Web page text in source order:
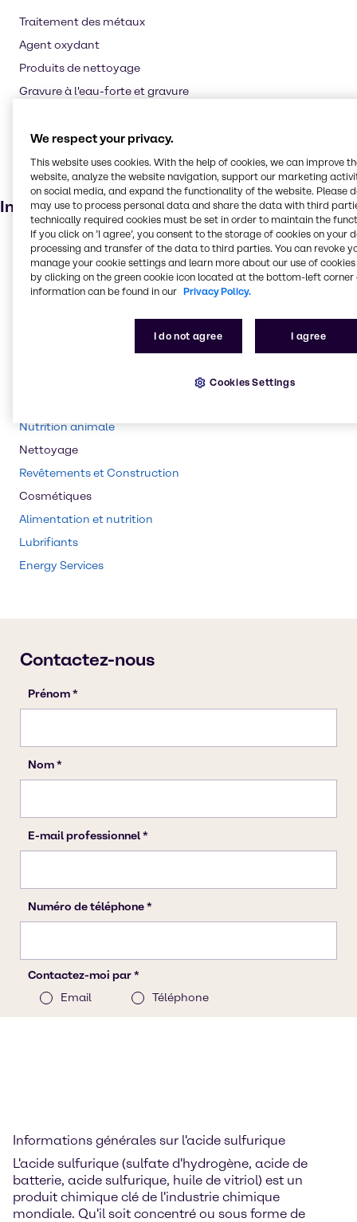
Traitement des métaux
Agent oxydant
Produits de nettoyage
Gravure à l'eau-forte et gravure
Fertilisant
Agricole
Piles
Industries
Pharmaceutiques
Polymères
Caoutchouc
Nutrition animale
Nettoyage
Revêtements et Construction
Cosmétiques
Alimentation et nutrition
Lubrifiants
Energy Services
Informations générales sur l'acide sulfurique
L'acide sulfurique (sulfate d'hydrogène, acide de
batterie, acide sulfurique, huile de vitriol) est un
produit chimique clé de l'industrie chimique
mondiale. Qu'il soit concentré ou sous forme de
We respect your privacy.
This website uses cookies. With the help of cookies, we can improve
website, analyze the website navigation, support our marketing
on social media, and expand the functionality of the website. Please
may use to process personal data and share the data with third
technically required cookies must be set in order to maintain the
If you click on ’I agree’, you consent to the storage of cookies on your
processing and transfer of the data to third parties. You can revoke
manage your cookie settings and learn more about our use of cookies
by clicking on the green cookie icon located at the bottom-left corner
information can be found in our Privacy Policy.
I do not agree I agree
Cookies Settings